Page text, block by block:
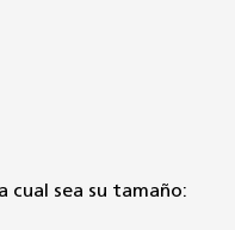
cual sea su tamaño: